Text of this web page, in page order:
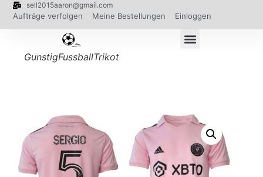
sell2015aaron@gmail.com
Aufträge verfolgen Meine Bestellungen Einloggen
GunstigFussballTrikot